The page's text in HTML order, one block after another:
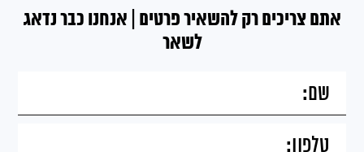
אתם צריכים רק להשאיר פרטים | אנחנו כבר נדאג
לשאר